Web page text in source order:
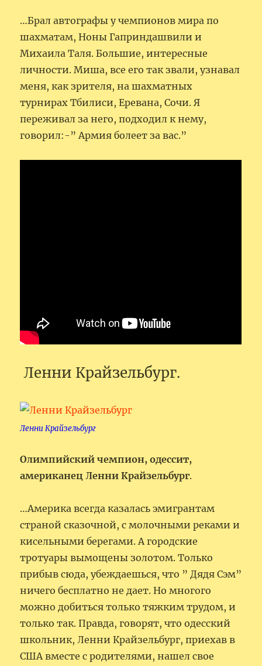
…Брал автографы у чемпионов мира по
шахматам, Ноны Гаприндашвили и
Михаила Таля. Большие, интересные
личности. Миша, все его так звали, узнавал
меня, как зрителя, на шахматных
турнирах Тбилиси, Еревана, Сочи. Я
переживал за него, подходил к нему,
говорил:-” Армия болеет за вас.”
Ленни Крайзельбург.
Ленни Крайзельбург
Олимпийский чемпион, одессит,
американец Ленни Крайзельбург.
…Америка всегда казалась эмигрантам
страной сказочной, с молочными реками и
кисельными берегами. А городские
тротуары вымощены золотом. Только
прибыв сюда, убеждаешься, что ” Дядя Сэм”
ничего бесплатно не дает. Но многого
можно добиться только тяжким трудом, и
только так. Правда, говорят, что одесский
школьник, Ленни Крайзельбург, приехав в
США вместе с родителями, нашел свое